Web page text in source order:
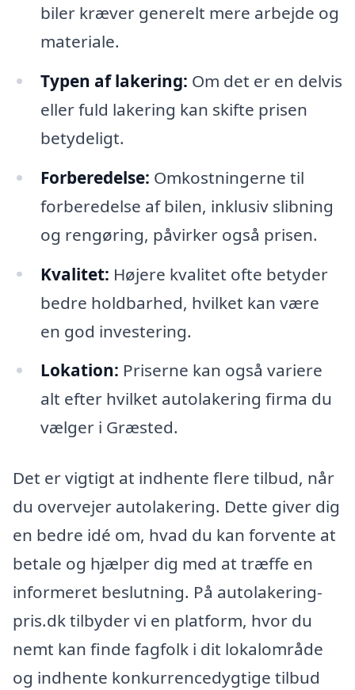
biler kræver generelt mere arbejde og
materiale.
Typen af lakering: Om det er en delvis
eller fuld lakering kan skifte prisen
betydeligt.
Forberedelse: Omkostningerne til
forberedelse af bilen, inklusiv slibning
og rengøring, påvirker også prisen.
Kvalitet: Højere kvalitet ofte betyder
bedre holdbarhed, hvilket kan være
en god investering.
Lokation: Priserne kan også variere
alt efter hvilket autolakering firma du
vælger i Græsted.
Det er vigtigt at indhente flere tilbud, når
du overvejer autolakering. Dette giver dig
en bedre idé om, hvad du kan forvente at
betale og hjælper dig med at træffe en
informeret beslutning. På autolakering-
pris.dk tilbyder vi en platform, hvor du
nemt kan finde fagfolk i dit lokalområde
og indhente konkurrencedygtige tilbud